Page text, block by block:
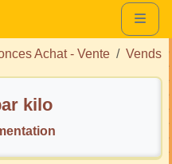
Achat - Vente Vends
kilo